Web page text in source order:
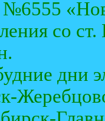
№6555
со
дни